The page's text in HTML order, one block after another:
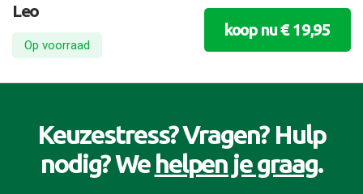
Leo
Op voorraad
koop nu € 19,95
Keuzestress? Vragen? Hulp
nodig? Wehelpen je graag.